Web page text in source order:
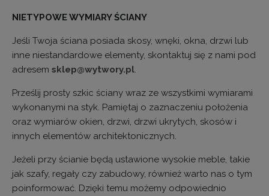
NIETYPOWE WYMIARY ŚCIANY
Jeśli Twoja ściana posiada skosy, wnęki, okna, drzwi lub
inne niestandardowe elementy, skontaktuj się z nami pod
adresem sklep@wytwory.pl.
Prześlij prosty szkic ściany wraz ze wszystkimi wymiarami
wykonanymi na styk. Pamiętaj o zaznaczeniu położenia
oraz wymiarów okien, drzwi, drzwi ukrytych, skosów i
innych elementów architektonicznych.
Jeżeli przy ścianie będą ustawione wysokie meble, takie
jak szafy, regały czy zabudowy, również warto nas o tym
poinformować. Dzięki temu możemy odpowiednio